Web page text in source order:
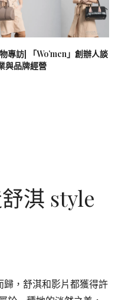
專訪] 「Wo’men」創辦人談
與品牌經營
淇 style
歸，舒淇和影片都獲得許